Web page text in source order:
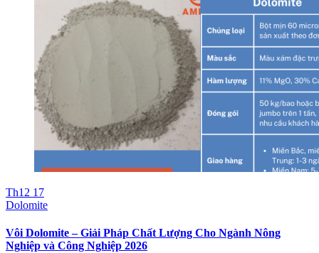
Th12 17
Dolomite
Vôi Dolomite – Giải Pháp Chất Lượng Cho Ngành Nông
Nghiệp và Công Nghiệp 2026